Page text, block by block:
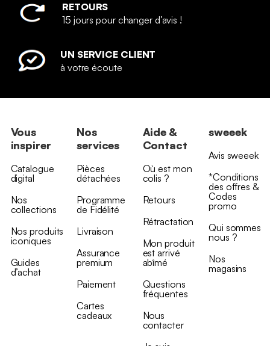
RETOURS
15 jours pour changer d’avis !
UN SERVICE CLIENT
à votre écoute
Vous
inspirer
Catalogue
digital
Nos
collections
Nos produits
iconiques
Guides
d’achat
Nos
services
Pièces
détachées
Programme
de Fidélité
Livraison
Assurance
premium
Paiement
Cartes
cadeaux
Aide &
Contact
Où est mon
colis ?
Retours
Rétractation
Mon produit
est arrivé
abîmé
Questions
fréquentes
Nous
contacter
sweeek
Avis sweeek
*Conditions
des offres &
Codes
promo
Qui sommes
nous ?
Nos
magasins